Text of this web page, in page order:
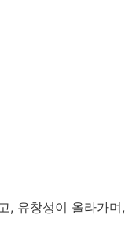
, 유창성이 올라가며,